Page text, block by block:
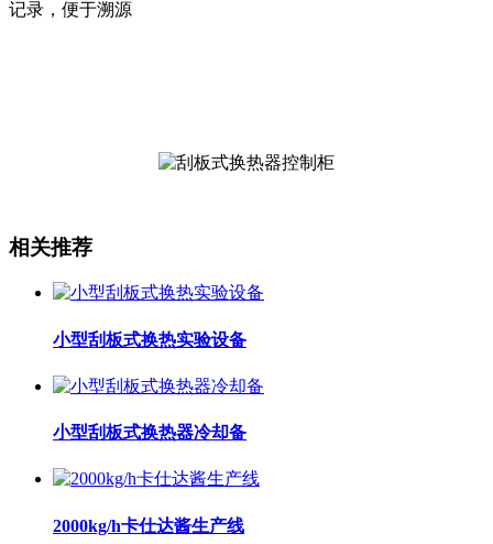
记录，便于溯源
相关推荐
小型刮板式换热实验设备
小型刮板式换热器冷却备
2000kg/h卡仕达酱生产线